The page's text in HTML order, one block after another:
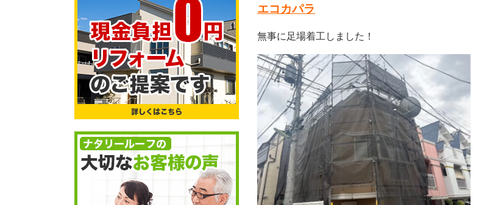
エコカパラ
無事に足場着工しました！